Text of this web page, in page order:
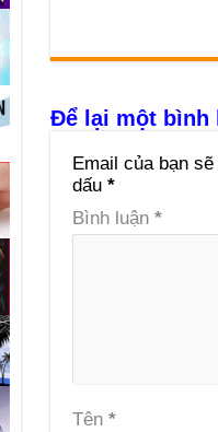
Để lại một bình
Email của bạn
dấu *
Bình luận *
Tên *